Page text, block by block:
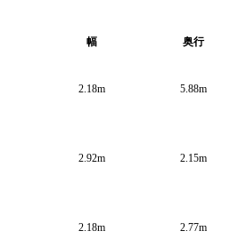
幅 奥行
2.18m 5.88m
2.92m 2.15m
2.18m 2.77m